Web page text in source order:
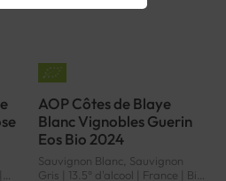
AOP Côtes de Blaye
Blanc Vignobles Guerin
Eos Bio 2024
Sauvignon Blanc, Sauvignon
Gris | 13.5° d'alcool | France | Bio